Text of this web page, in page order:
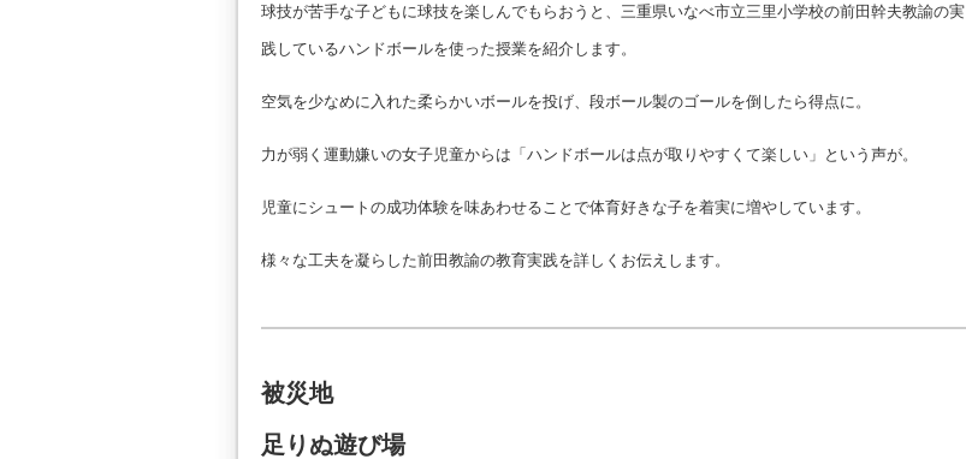
球技が苦手な子どもに球技を楽しんでもらおうと、三重県いなべ市立三里小学校の前田幹夫教諭の実
践しているハンドボールを使った授業を紹介します。
空気を少なめに入れた柔らかいボールを投げ、段ボール製のゴールを倒したら得点に。
力が弱く運動嫌いの女子児童からは「ハンドボールは点が取りやすくて楽しい」という声が。
児童にシュートの成功体験を味あわせることで体育好きな子を着実に増やしています。
様々な工夫を凝らした前田教諭の教育実践を詳しくお伝えします。
被災地
足りぬ遊び場